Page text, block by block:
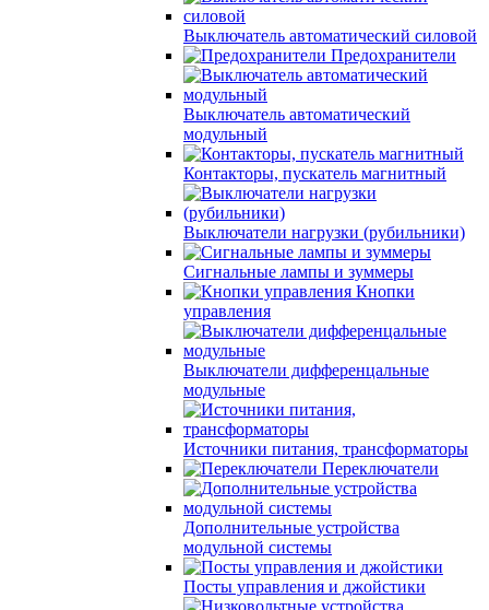
Выключатель автоматический силовой
Предохранители
Выключатель автоматический
модульный
Контакторы, пускатель магнитный
Выключатели нагрузки (рубильники)
Сигнальные лампы и зуммеры
Кнопки
управления
Выключатели дифференцальные
модульные
Источники питания, трансформаторы
Переключатели
Дополнительные устройства
модульной системы
Посты управления и джойстики